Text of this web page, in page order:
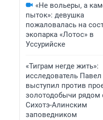
«Не вольеры, а
пыток»: девушка
пожаловалась на
экопарка «Лотос» в
Уссурийске
«Тиграм негде жить»:
исследователь
выступил против
золотодобычи рядом
Сихотэ-Алинским
заповедником